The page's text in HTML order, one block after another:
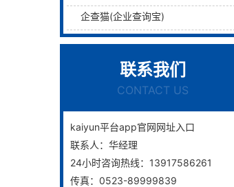
企查猫(企业查询宝)
联系我们
CONTACT US
kaiyun平台app官网网址入口
联系人： 华经理
24小时咨询热线： 13917586261
传真： 0523-89999839